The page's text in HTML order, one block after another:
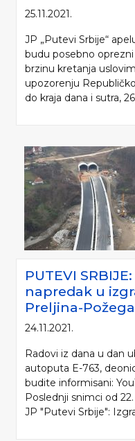
25.11.2021.
JP „Putevi Srbije“
budu posebno
brzinu kretanja
upozorenju
do kraja dana i sutra,
PUTEVI
napredak u
Preljina-Požega
24.11.2021.
Radovi iz dana u dan
autoputa E-763,
budite informisani:
Poslednji snimci od
JP "Putevi Srbije":